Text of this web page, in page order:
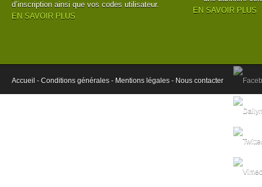
d’inscription ainsi que vos codes utilisateur.
EN SAVOIR PLUS
EN SAVOIR PLUS
Accueil - Conditions générales - Mentions légales - Nous contacter